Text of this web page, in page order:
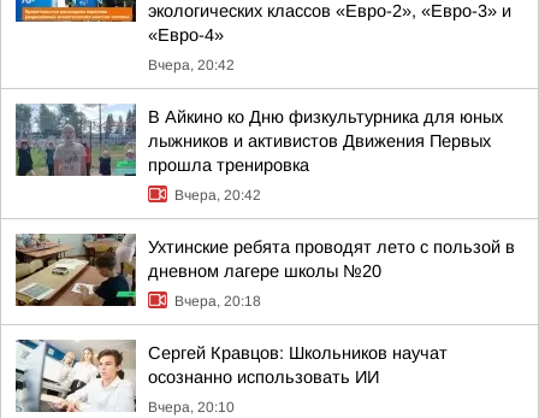
экологических классов «Евро-2», «Евро-3» и
«Евро-4»
Вчера, 20:42
В Айкино ко Дню физкультурника для юных
лыжников и активистов Движения Первых
прошла тренировка
Вчера, 20:42
Ухтинские ребята проводят лето с пользой в
дневном лагере школы №20
Вчера, 20:18
Сергей Кравцов: Школьников научат
осознанно использовать ИИ
Вчера, 20:10